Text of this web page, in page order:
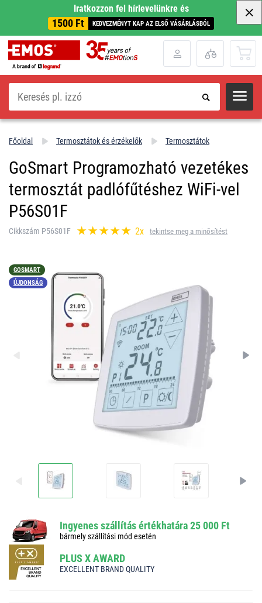
Iratkozzon fel hírlevelünkre és
1500 Ft KEDVEZMÉNYT KAP AZ ELSŐ VÁSÁRLÁSBÓL
Keresés
Főoldal Termosztátok és érzékelők Termosztátok
GoSmart Programozható vezetékes
termosztát padlófűtéshez WiFi-vel
P56S01F
Cikkszám P56S01F 2x tekintse meg a minősítést
GOSMART
ÚJDONSÁG
Ingyenes szállítás értékhatára 25 000 Ft
bármely szállítási mód esetén
PLUS X AWARD
EXCELLENT BRAND QUALITY